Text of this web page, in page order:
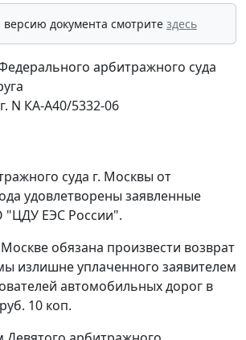
версию документа смотрите здесь
арбитражного суда
N КА-А40/5332-06
суда г. Москвы от
удовлетворены заявленные
ЕЭС России".
обязана произвести возврат
излишне уплаченного заявителем
автомобильных дорог в
10 коп.